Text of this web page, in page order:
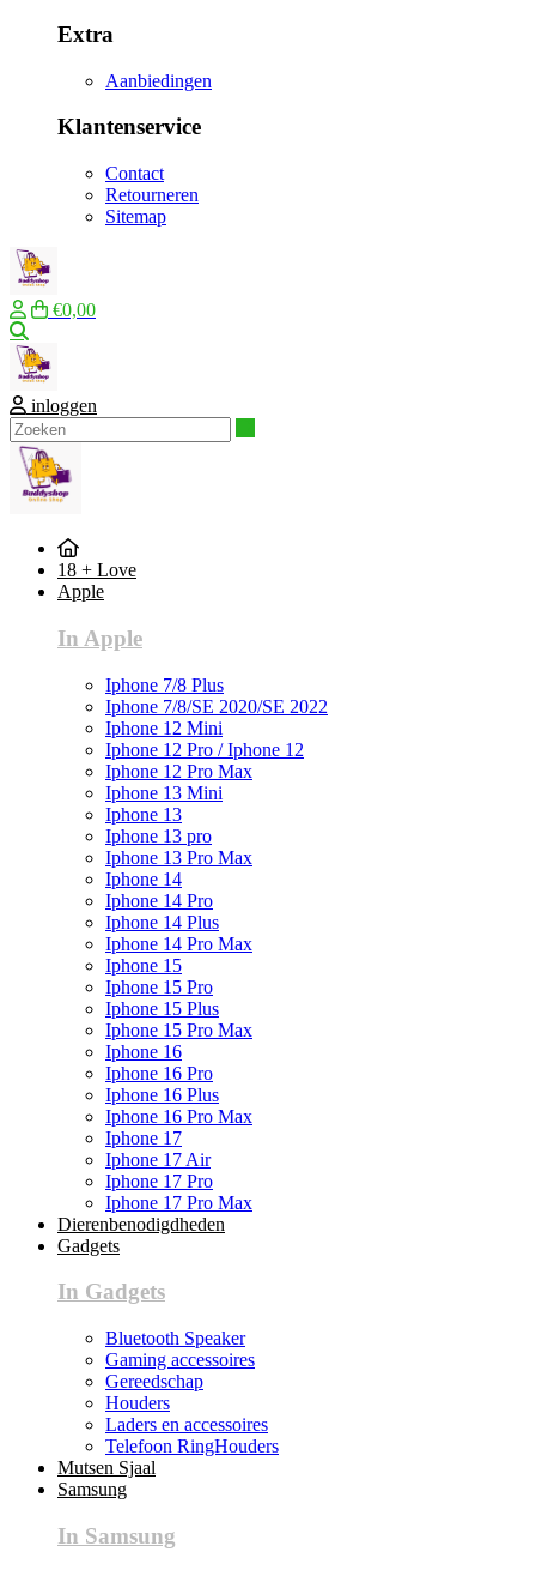
Extra
Aanbiedingen
Klantenservice
Contact
Retourneren
Sitemap
€0,00
inloggen
18 + Love
Apple
In Apple
Iphone 7/8 Plus
Iphone 7/8/SE 2020/SE 2022
Iphone 12 Mini
Iphone 12 Pro / Iphone 12
Iphone 12 Pro Max
Iphone 13 Mini
Iphone 13
Iphone 13 pro
Iphone 13 Pro Max
Iphone 14
Iphone 14 Pro
Iphone 14 Plus
Iphone 14 Pro Max
Iphone 15
Iphone 15 Pro
Iphone 15 Plus
Iphone 15 Pro Max
Iphone 16
Iphone 16 Pro
Iphone 16 Plus
Iphone 16 Pro Max
Iphone 17
Iphone 17 Air
Iphone 17 Pro
Iphone 17 Pro Max
Dierenbenodigdheden
Gadgets
In Gadgets
Bluetooth Speaker
Gaming accessoires
Gereedschap
Houders
Laders en accessoires
Telefoon RingHouders
Mutsen Sjaal
Samsung
In Samsung